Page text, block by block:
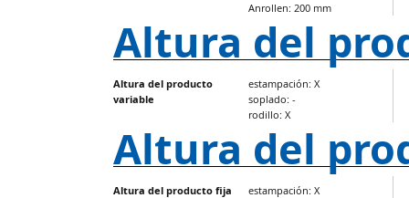
Anrollen: 200 mm
Altura del
Altura del producto
variable
estampación: X
soplado: -
rodillo: X
Altura del
Altura del producto fija
estampación: X